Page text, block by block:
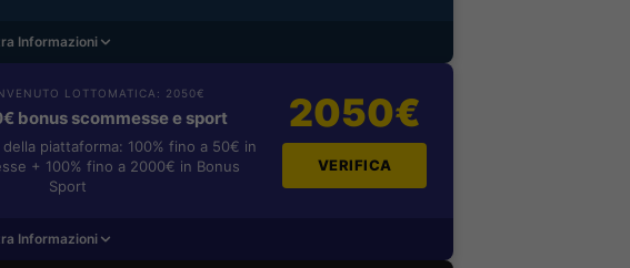
Informazioni
LOTTOMATICA: 2050€
bonus scommesse e sport
piattaforma: 100% fino a 50€ in
+ 100% fino a 2000€ in Bonus
Sport
2050€
VERIFICA
Informazioni